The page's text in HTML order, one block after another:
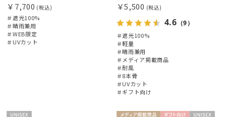
￥7,700 (税込)
＃遮光100%
＃晴雨兼用
＃WEB限定
＃UVカット
￥5,500 (税込)
4.6 （9）
＃遮光100%
＃軽量
＃晴雨兼用
＃メディア掲載商品
＃耐風
＃8本骨
＃UVカット
＃ギフト向け